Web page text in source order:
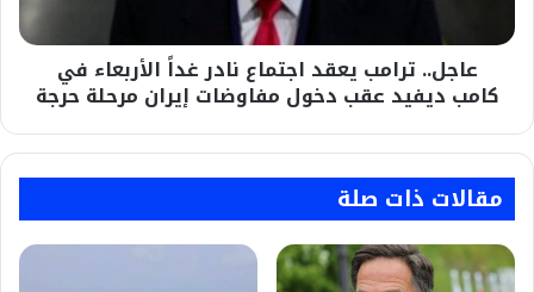
كامب
عقب
مفاوضات
مرحلة
حرجة
عاجل.. ترامب يعقد اجتماع نادر غداً الأربعاء في
كامب ديفيد عقب دخول مفاوضات إيران مرحلة حرجة
مقالات ذات صلة